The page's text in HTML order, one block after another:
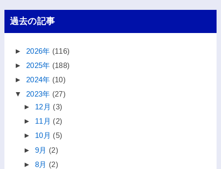
過去の記事
► 2026年 (116)
► 2025年 (188)
► 2024年 (10)
▼ 2023年 (27)
► 12月 (3)
► 11月 (2)
► 10月 (5)
► 9月 (2)
► 8月 (2)